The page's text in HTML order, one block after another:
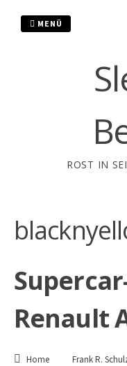
ROST IN
MENÜ
Renault
Home Frank R.